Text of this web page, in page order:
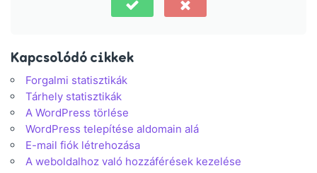
Kapcsolódó cikkek
Forgalmi statisztikák
Tárhely statisztikák
A WordPress törlése
WordPress telepítése aldomain alá
E-mail fiók létrehozása
A weboldalhoz való hozzáférések kezelése